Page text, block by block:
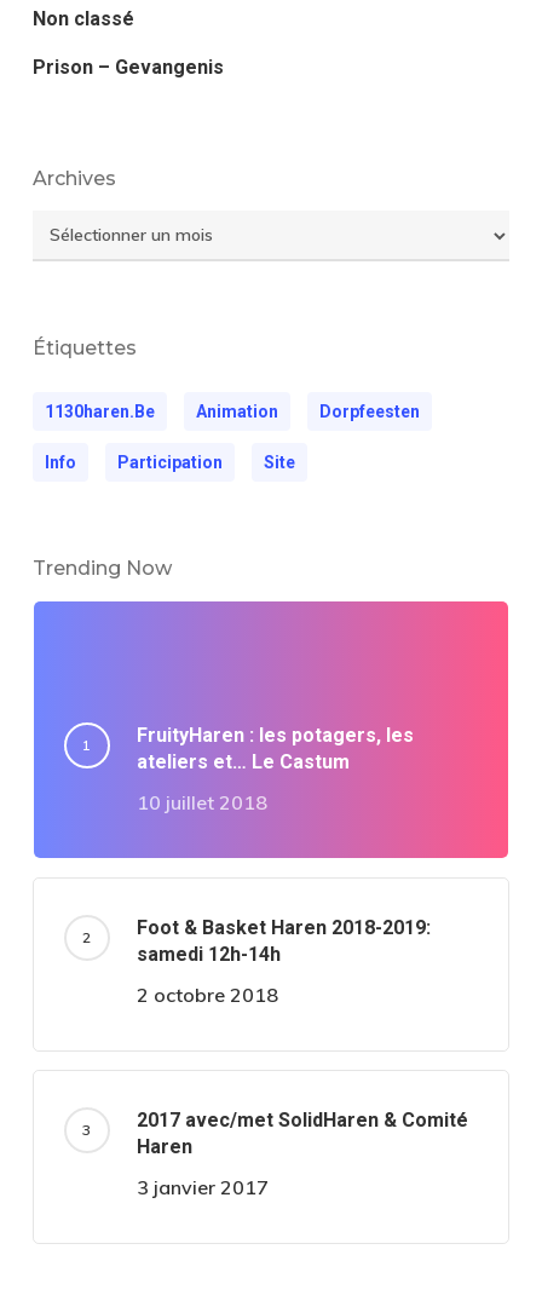
Non classé
Prison – Gevangenis
Archives
Archives
Étiquettes
1130haren.be Animation Dorpfeesten
Info Participation Site
Trending Now
FruityHaren : les potagers, les
ateliers et… Le Castum
10 juillet 2018
Foot & Basket Haren 2018-2019:
samedi 12h-14h
2 octobre 2018
2017 avec/met SolidHaren & Comité
Haren
3 janvier 2017